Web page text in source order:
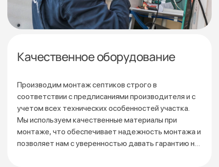
Качественное оборудование
Производим монтаж септиков строго в
соответствии с предписаниями производителя и с
учетом всех технических особенностей участка.
Мы используем качественные материалы при
монтаже, что обеспечивает надежность монтажа и
позволяет нам с уверенностью давать гарантию на